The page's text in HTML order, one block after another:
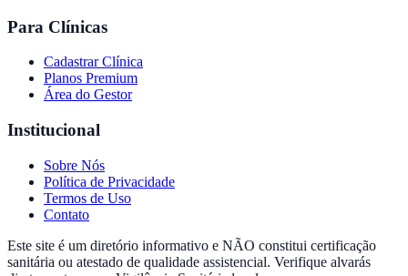
Para Clínicas
Cadastrar Clínica
Planos Premium
Área do Gestor
Institucional
Sobre Nós
Política de Privacidade
Termos de Uso
Contato
Este site é um diretório informativo e NÃO constitui certificação
sanitária ou atestado de qualidade assistencial. Verifique alvarás